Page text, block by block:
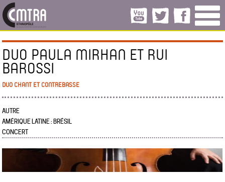
DUO PAULA MIRHAN ET RUI
BAROSSI
DUO CHANT ET CONTREBASSE
AUTRE
AMÉRIQUE LATINE : BRÉSIL
CONCERT